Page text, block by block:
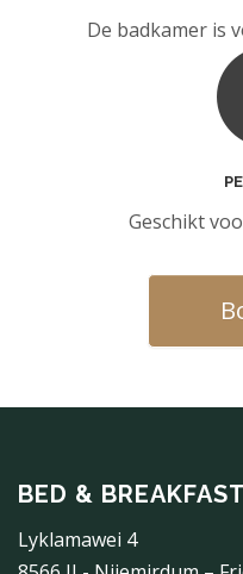
De badkamer is
Geschikt
BED &
Lyklamawei 4